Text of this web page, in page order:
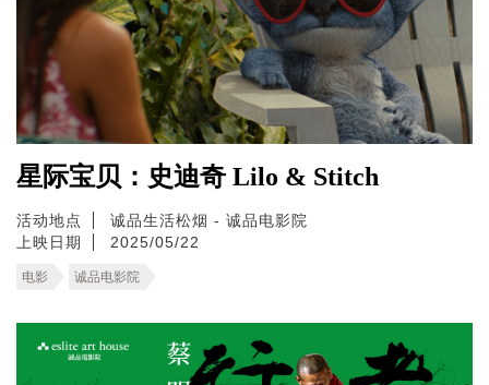
星际宝贝：史迪奇 Lilo & Stitch
活动地点
诚品生活松烟 - 诚品电影院
上映日期
2025/05/22
电影 诚品电影院